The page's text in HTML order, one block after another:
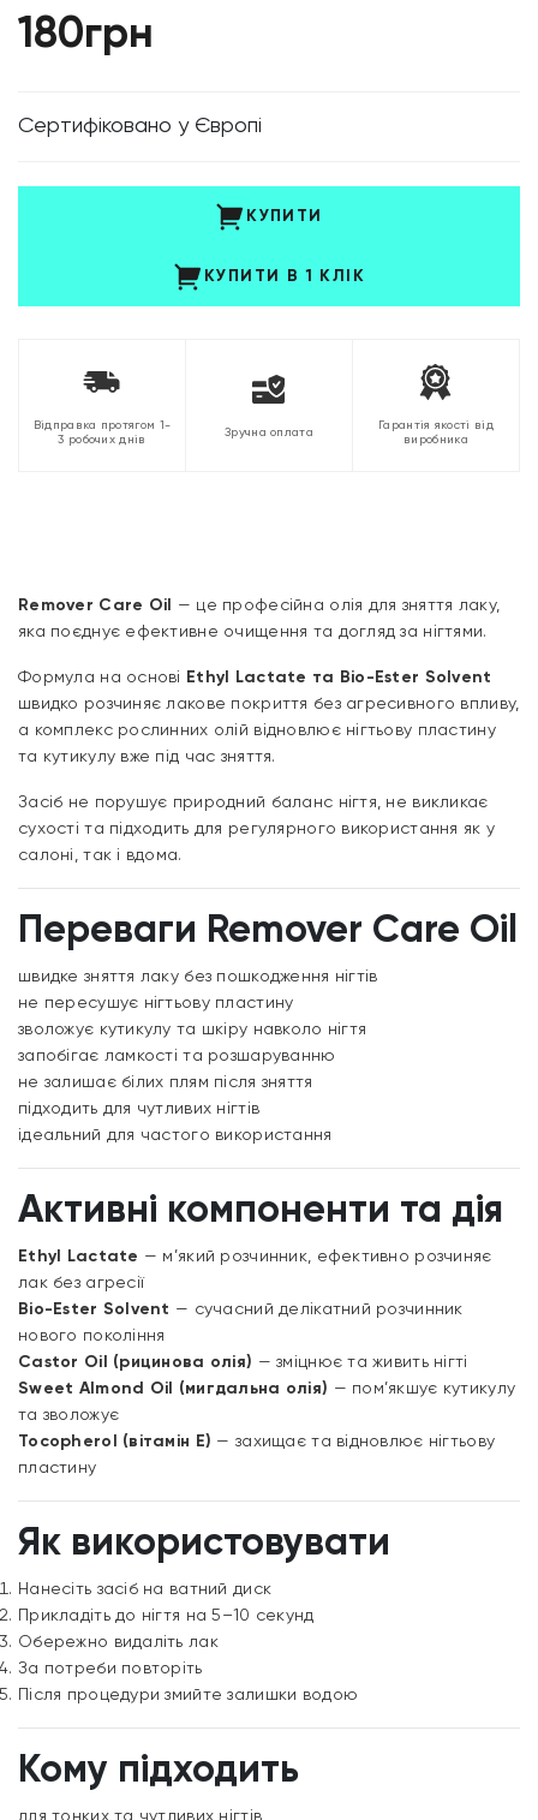
180грн
Cертифіковано у Європі
КУПИТИ
КУПИТИ В 1 КЛІК
Відправка протягом 1-
3 робочих днів
Зручна оплата
Гарантія якості від
виробника
Remover Care Oil
— це професійна олія для зняття лаку,
яка поєднує ефективне очищення та догляд за нігтями.
Формула на основі Ethyl Lactate та Bio-Ester Solvent
швидко розчиняє лакове покриття без агресивного впливу,
а комплекс рослинних олій відновлює нігтьову пластину
та кутикулу вже під час зняття.
Засіб не порушує природний баланс нігтя, не викликає
сухості та підходить для регулярного використання як у
салоні, так і вдома.
Переваги Remover Care Oil
швидке зняття лаку без пошкодження нігтів
не пересушує нігтьову пластину
зволожує кутикулу та шкіру навколо нігтя
запобігає ламкості та розшаруванню
не залишає білих плям після зняття
підходить для чутливих нігтів
ідеальний для частого використання
Активні компоненти та дія
Ethyl Lactate — м’який розчинник, ефективно розчиняє
лак без агресії
Bio-Ester Solvent — сучасний делікатний розчинник
нового покоління
Castor Oil (рицинова олія) — зміцнює та живить нігті
Sweet Almond Oil (мигдальна олія) — пом’якшує кутикулу
та зволожує
Tocopherol (вітамін Е) — захищає та відновлює нігтьову
пластину
Як використовувати
Нанесіть засіб на ватний диск
Прикладіть до нігтя на 5–10 секунд
Обережно видаліть лак
За потреби повторіть
Після процедури змийте залишки водою
Кому підходить
для тонких та чутливих нігтів